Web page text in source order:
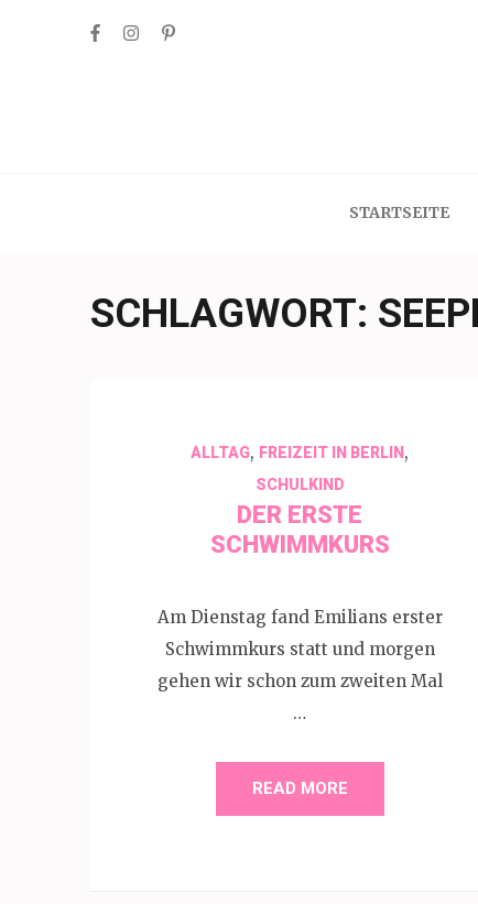
STARTSEITE
SCHLAGWORT:
ALLTAG, FREIZEIT IN BERLIN ,
SCHULKIND
DER ERSTE
SCHWIMMKURS
Am Dienstag fand Emilians erster
Schwimmkurs statt und morgen
gehen wir schon zum zweiten Mal
…
READ MORE